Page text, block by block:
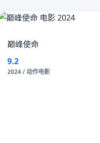
巅峰使命
9.2
2024 / 动作电影